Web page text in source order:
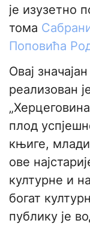
је изузетно
тома
Поповића
Овај
реализован
плод
књиге,
ове
културне и
богат
публику је